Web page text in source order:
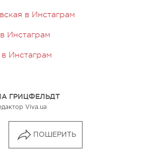
в Инстаграм
Инстаграм
Инстаграм
ГРИЦФЕЛЬДТ
Viva.ua
ПОШЕРИТЬ